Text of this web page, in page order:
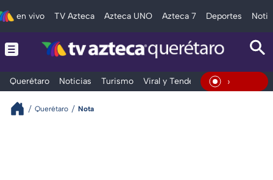
en vivo TV Azteca Azteca UNO Azteca 7 Deportes
Querétaro Noticias Turismo Viral y Tendencia Clima En Vivo
Querétaro Nota